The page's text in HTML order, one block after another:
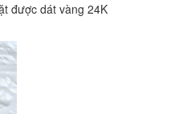
được dát vàng 24K